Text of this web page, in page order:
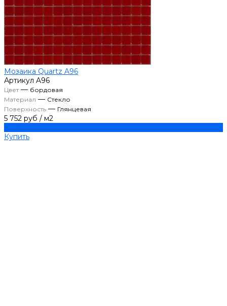
Мозаика Quartz A96
Артикул A96
Цвет— бордовая
Материал — Стекло
Поверхность — Глянцевая
5 752 руб / м2
Купить